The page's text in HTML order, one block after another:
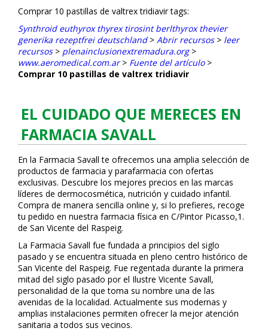
Comprar 10 pastillas de valtrex tridiavir tags:
Synthroid euthyrox thyrex tirosint berlthyrox thevier
generika rezeptfrei deutschland> Abrir recursos> leer
recursos> plenainclusionextremadura.org>
www.aeromedical.com.ar> Fuente del artículo>
Comprar 10 pastillas de valtrex tridiavir
EL CUIDADO QUE MERECES EN
FARMACIA SAVALL
En la Farmacia Savall te ofrecemos una amplia selección de
productos de farmacia y parafarmacia con ofertas
exclusivas. Descubre los mejores precios en las marcas
líderes de dermocosmética, nutrición y cuidado infantil.
Compra de manera sencilla online y, si lo prefieres, recoge
tu pedido en nuestra farmacia física en C/Pintor Picasso,1.
de San Vicente del Raspeig.
La Farmacia Savall fue fundada a principios del siglo
pasado y se encuentra situada en pleno centro histórico de
San Vicente del Raspeig. Fue regentada durante la primera
mitad del siglo pasado por el Ilustre Vicente Savall,
personalidad de la que toma su nombre una de las
avenidas de la localidad. Actualmente sus modernas y
amplias instalaciones permiten ofrecer la mejor atención
sanitaria a todos sus vecinos.